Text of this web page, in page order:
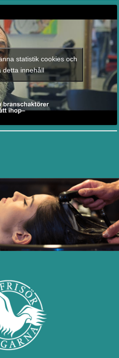
statistik cookies och
detta innehåll